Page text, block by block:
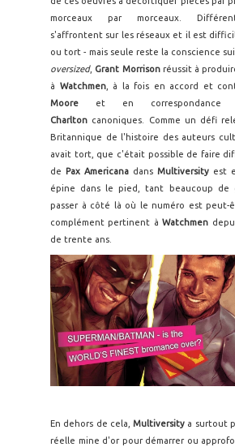
morceaux par morceaux.
s'affrontent sur les réseaux et il est
ou tort - mais seule reste la conscience
oversized, Grant Morrisonréussit à
à Watchmen, à la fois en accord et
Moore et en correspondance
Charlton canoniques. Comme un défi
Britannique de l'histoire des auteurs
avait tort, que c'était possible de faire
de Pax Americana dans Multiversity est
épine dans le pied, tant beaucoup de
passer à côté là où le numéro est peut-
complément pertinent àWatchmen
de trente ans.
En dehors de cela,Multiversity a surtout
réelle mine d'or pour démarrer ou